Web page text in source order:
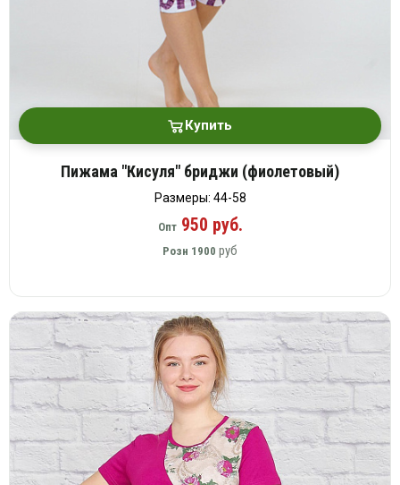
Купить
Пижама "Кисуля" бриджи (фиолетовый)
Размеры: 44-58
Опт950 руб.
Розн 1900 руб